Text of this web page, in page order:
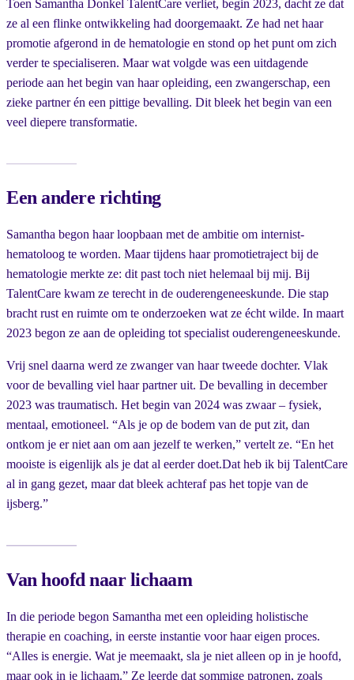
Toen Samantha Donkel TalentCare verliet, begin 2023, dacht ze dat
ze al een flinke ontwikkeling had doorgemaakt. Ze had net haar
promotie afgerond in de hematologie en stond op het punt om zich
verder te specialiseren. Maar wat volgde was een uitdagende
periode aan het begin van haar opleiding, een zwangerschap, een
zieke partner én een pittige bevalling. Dit bleek het begin van een
veel diepere transformatie.
Een andere richting
Samantha begon haar loopbaan met de ambitie om internist-
hematoloog te worden. Maar tijdens haar promotietraject bij de
hematologie merkte ze: dit past toch niet helemaal bij mij. Bij
TalentCare kwam ze terecht in de ouderengeneeskunde. Die stap
bracht rust en ruimte om te onderzoeken wat ze écht wilde. In maart
2023 begon ze aan de opleiding tot specialist ouderengeneeskunde.
Vrij snel daarna werd ze zwanger van haar tweede dochter. Vlak
voor de bevalling viel haar partner uit. De bevalling in december
2023 was traumatisch. Het begin van 2024 was zwaar – fysiek,
mentaal, emotioneel. “Als je op de bodem van de put zit, dan
ontkom je er niet aan om aan jezelf te werken,” vertelt ze. “En het
mooiste is eigenlijk als je dat al eerder doet.Dat heb ik bij TalentCare
al in gang gezet, maar dat bleek achteraf pas het topje van de
ijsberg.”
Van hoofd naar lichaam
In die periode begon Samantha met een opleiding holistische
therapie en coaching, in eerste instantie voor haar eigen proces.
“Alles is energie. Wat je meemaakt, sla je niet alleen op in je hoofd,
maar ook in je lichaam.” Ze leerde dat sommige patronen, zoals